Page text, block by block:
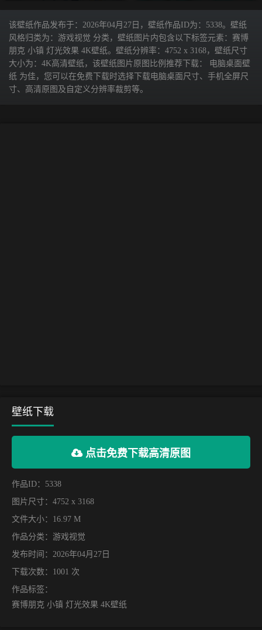
该壁纸作品发布于：2026年04月27日，壁纸作品ID为：5338。壁纸
风格归类为：游戏视觉 分类，壁纸图片内包含以下标签元素：赛博
朋克 小镇 灯光效果 4K壁纸。壁纸分辨率：4752 x 3168，壁纸尺寸
大小为：4K高清壁纸，该壁纸图片原图比例推荐下载： 电脑桌面壁
纸 为佳，您可以在免费下载时选择下载电脑桌面尺寸、手机全屏尺
寸、高清原图及自定义分辨率裁剪等。
壁纸下载
点击免费下载高清原图
作品ID：5338
图片尺寸：4752 x 3168
文件大小：16.97 M
作品分类： 游戏视觉
发布时间：2026年04月27日
下载次数：1001 次
作品标签：
赛博朋克 小镇 灯光效果 4K壁纸